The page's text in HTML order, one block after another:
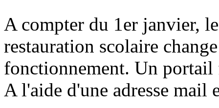
A compter du 1er janvier,
restauration scolaire
fonctionnement. Un
A l'aide d'une adresse mail